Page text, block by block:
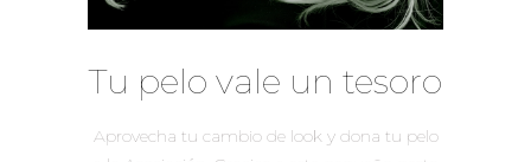
Tu pelo vale un tesoro
Aprovecha tu cambio de look y dona tu pelo